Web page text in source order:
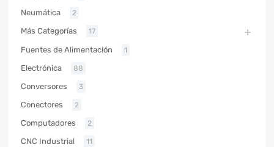
Neumática 2
Más Categorías 17
Fuentes de Alimentación 1
Electrónica 88
Conversores 3
Conectores 2
Computadores 2
CNC Industrial 11